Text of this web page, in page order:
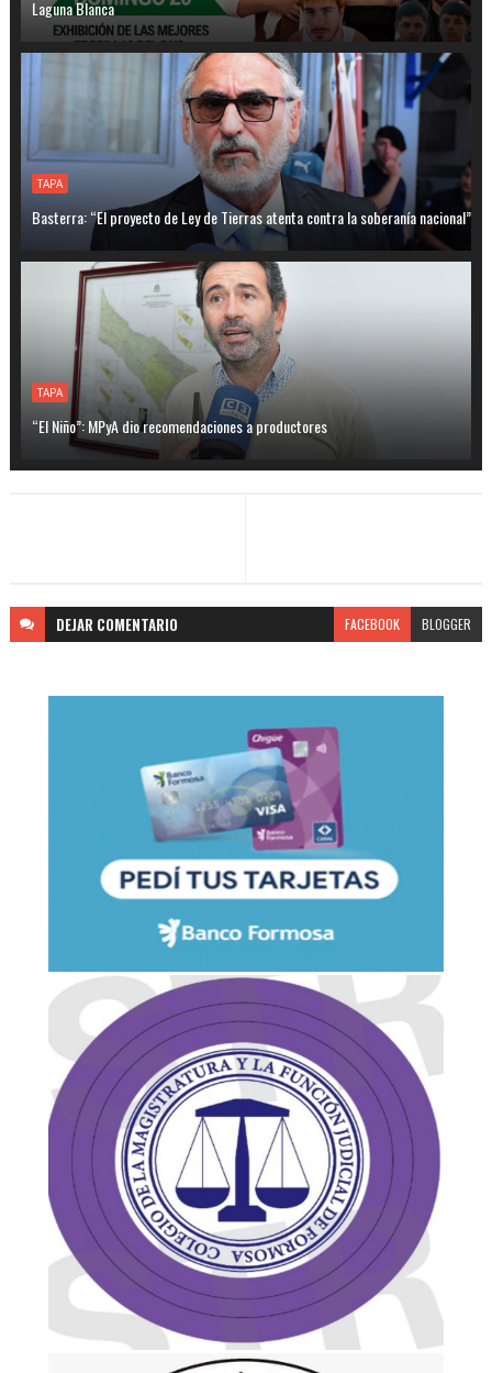
Laguna Blanca
TAPA
Basterra: “El proyecto de Ley de Tierras atenta contra la soberanía nacional”
TAPA
“El Niño”: MPyA dio recomendaciones a productores
DEJAR COMENTARIO FACEBOOK BLOGGER